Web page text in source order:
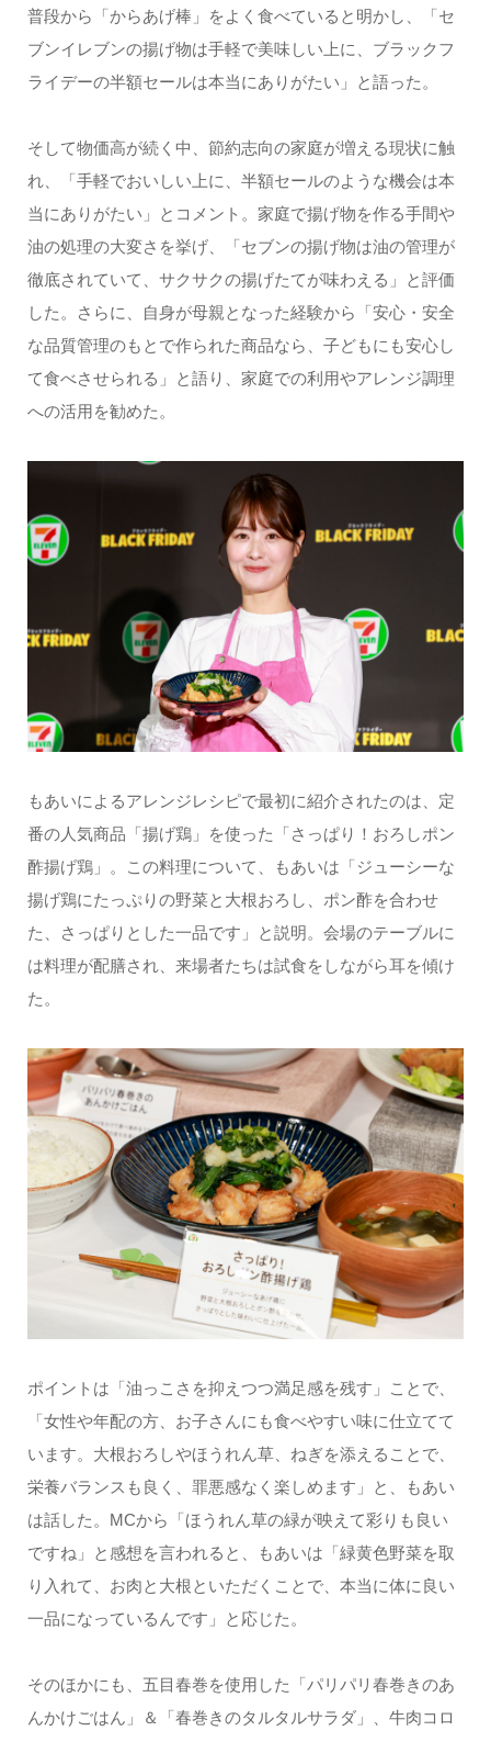
普段から「からあげ棒」をよく食べていると明かし、「セ
ブンイレブンの揚げ物は手軽で美味しい上に、ブラックフ
ライデーの半額セールは本当にありがたい」と語った。
そして物価高が続く中、節約志向の家庭が増える現状に触
れ、「手軽でおいしい上に、半額セールのような機会は本
当にありがたい」とコメント。家庭で揚げ物を作る手間や
油の処理の大変さを挙げ、「セブンの揚げ物は油の管理が
徹底されていて、サクサクの揚げたてが味わえる」と評価
した。さらに、自身が母親となった経験から「安心・安全
な品質管理のもとで作られた商品なら、子どもにも安心し
て食べさせられる」と語り、家庭での利用やアレンジ調理
への活用を勧めた。
もあいによるアレンジレシピで最初に紹介されたのは、定
番の人気商品「揚げ鶏」を使った「さっぱり！おろしポン
酢揚げ鶏」。この料理について、もあいは「ジューシーな
揚げ鶏にたっぷりの野菜と大根おろし、ポン酢を合わせ
た、さっぱりとした一品です」と説明。会場のテーブルに
は料理が配膳され、来場者たちは試食をしながら耳を傾け
た。
ポイントは「油っこさを抑えつつ満足感を残す」ことで、
「女性や年配の方、お子さんにも食べやすい味に仕立てて
います。大根おろしやほうれん草、ねぎを添えることで、
栄養バランスも良く、罪悪感なく楽しめます」と、もあい
は話した。MCから「ほうれん草の緑が映えて彩りも良い
ですね」と感想を言われると、もあいは「緑黄色野菜を取
り入れて、お肉と大根といただくことで、本当に体に良い
一品になっているんです」と応じた。
そのほかにも、五目春巻を使用した「パリパリ春巻きのあ
んかけごはん」＆「春巻きのタルタルサラダ」、牛肉コロ